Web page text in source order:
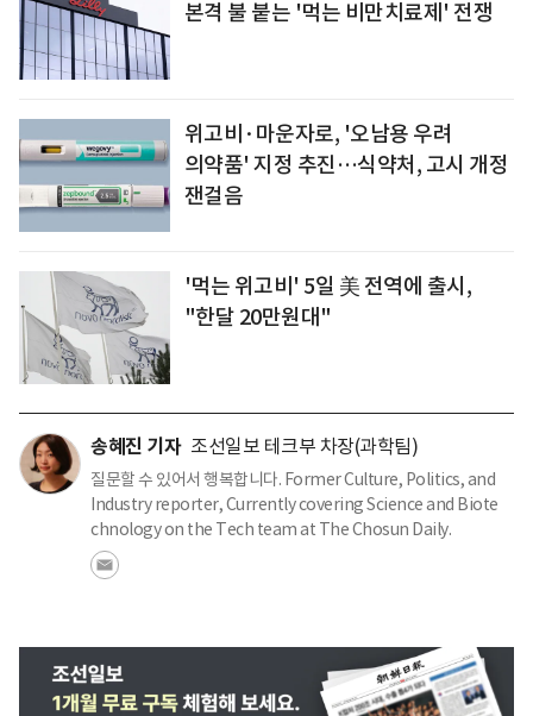
본격 불 붙는 '먹는 비만치료제' 전쟁
위고비·마운자로, '오남용 우려
의약품' 지정 추진…식약처, 고시 개정
잰걸음
'먹는 위고비' 5일 美 전역에 출시,
"한달 20만원대"
송혜진 기자 조선일보 테크부 차장(과학팀)
질문할 수 있어서 행복합니다. Former Culture, Politics, and
Industry reporter, Currently covering Science and Biote
chnology on the Tech team at The Chosun Daily.